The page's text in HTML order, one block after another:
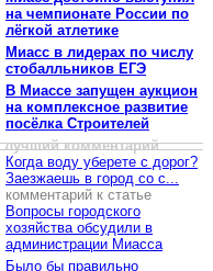
на чемпионате России по
лёгкой атлетике
Миасс в лидерах по числу
стобалльников ЕГЭ
В Миассе запущен аукцион
на комплексное развитие
посёлка Строителей
лучший комментарий
Когда воду уберете с дорог?
Заезжаешь в город со с...
комментарий к статье
Вопросы городского
хозяйства обсудили в
администрации Миасса
Было бы правильно